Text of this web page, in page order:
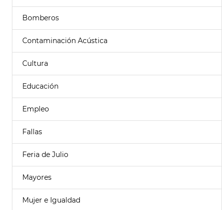
Bomberos
Contaminación Acústica
Cultura
Educación
Empleo
Fallas
Feria de Julio
Mayores
Mujer e Igualdad